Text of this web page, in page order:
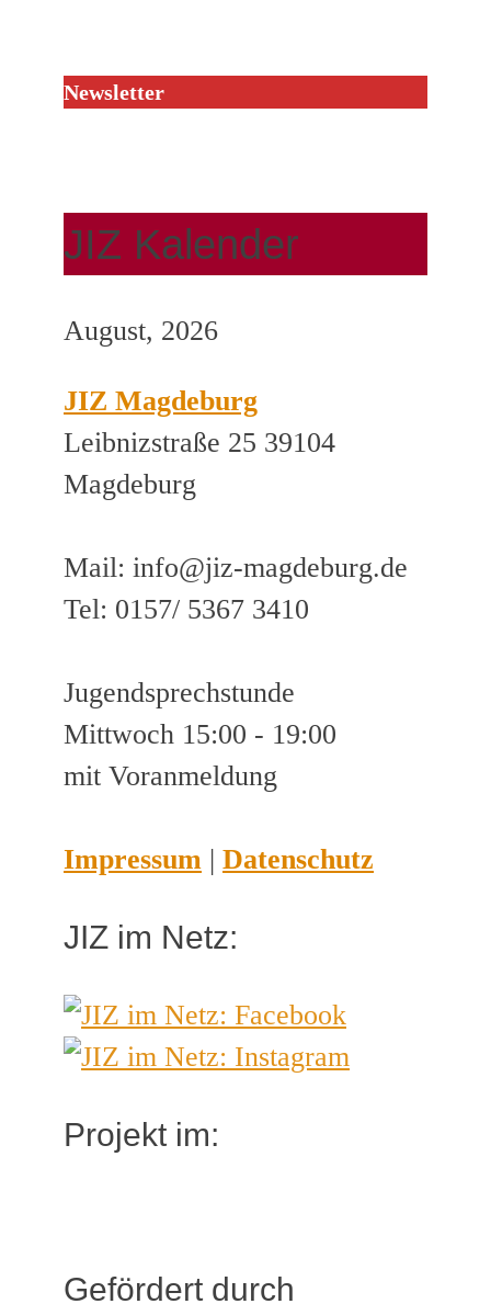
Newsletter
JIZ Kalender
August, 2026
JIZ Magdeburg
Leibnizstraße 25 39104
Magdeburg
Mail: info@jiz-magdeburg.de
Tel: 0157/ 5367 3410
Jugendsprechstunde
Mittwoch 15:00 - 19:00
mit Voranmeldung
Impressum | Datenschutz
JIZ im Netz:
Projekt im:
Gefördert durch